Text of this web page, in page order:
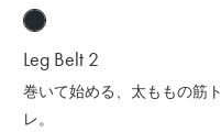
Leg Belt 2
巻いて始める、太ももの筋ト
レ。